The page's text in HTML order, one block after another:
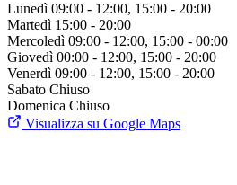
Lunedì 09:00 - 12:00, 15:00 - 20:00
Martedì 15:00 - 20:00
Mercoledì 09:00 - 12:00, 15:00 - 00:00
Giovedì 00:00 - 12:00, 15:00 - 20:00
Venerdì 09:00 - 12:00, 15:00 - 20:00
Sabato Chiuso
Domenica Chiuso
Visualizza su Google Maps